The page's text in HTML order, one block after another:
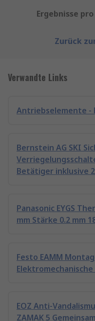
Ergebnisse
Zurück
Verwandte Links
Antriebselemente -
Bernstein AG SKI
Betätiger inklusive
Panasonic EYGS
mm Stärke 0.2 mm
Festo EAMM
EOZ Anti-
ZAMAK 5